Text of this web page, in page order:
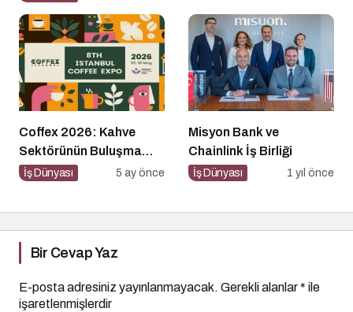
Coffex 2026: Kahve
Sektörünün Buluşma
Noktası
İş Dünyası 5 ay önce
Misyon Bank ve
Chainlink İş Birliği
İş Dünyası 1 yıl önce
Bir Cevap Yaz
E-posta adresiniz yayınlanmayacak. Gerekli alanlar* ile
işaretlenmişlerdir